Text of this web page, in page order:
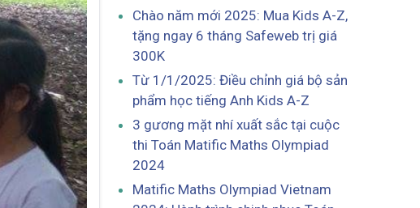
Chào năm mới 2025: Mua Kids A-Z,
tặng ngay 6 tháng Safeweb trị giá
300K
Từ 1/1/2025: Điều chỉnh giá bộ sản
phẩm học tiếng Anh Kids A-Z
3 gương mặt nhí xuất sắc tại cuộc
thi Toán Matific Maths Olympiad
2024
Matific Maths Olympiad Vietnam